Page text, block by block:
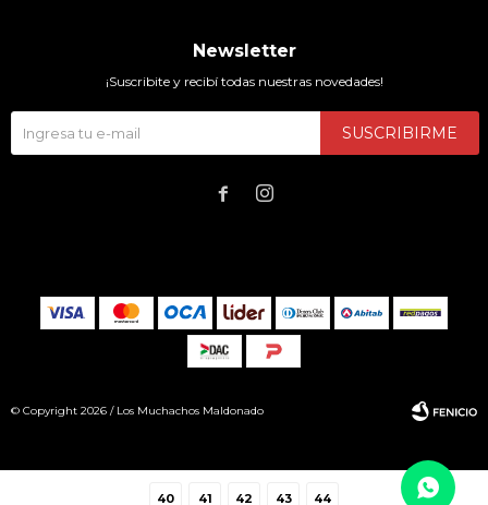
40 41 42 43 44
Newsletter
¡Suscribite y recibí todas nuestras novedades!
SUSCRIBIRME
 
© Copyright 2026 / Los Muchachos Maldonado